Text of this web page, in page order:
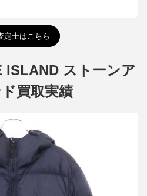
定士はこちら
ISLAND ストーンア
買取実績